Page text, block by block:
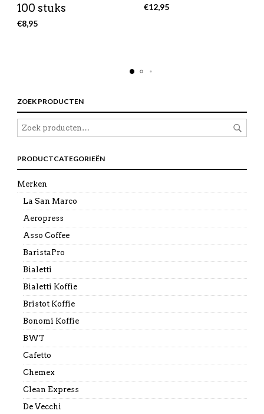
100 stuks
€8,95
€12,95
ZOEK PRODUCTEN
PRODUCTCATEGORIEËN
Merken
La San Marco
Aeropress
Asso Coffee
BaristaPro
Bialetti
Bialetti Koffie
Bristot Koffie
Bonomi Koffie
BWT
Cafetto
Chemex
Clean Express
De Vecchi